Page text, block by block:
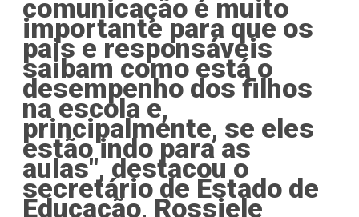
comunicação é muito
importante para que os
pais e responsáveis
saibam como está o
desempenho dos filhos
na escola e,
principalmente, se eles
estão indo para as
aulas", destacou o
secretário de Estado de
Educação, Rossiele